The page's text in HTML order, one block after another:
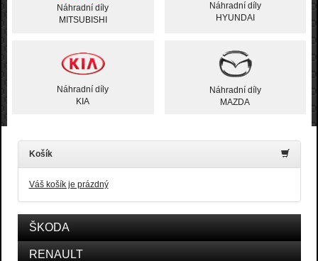
Náhradní díly
MITSUBISHI
Náhradní díly
HYUNDAI
Náhradní díly
KIA
Náhradní díly
MAZDA
Košík
Váš košík je prázdný
ŠKODA
RENAULT